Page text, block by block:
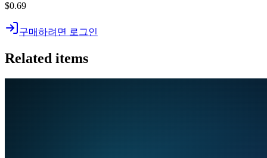
$0.69
구매하려면 로그인
Related items